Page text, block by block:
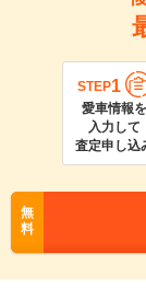
STEP1
愛車情報を
入力して
査定申し込
無
料